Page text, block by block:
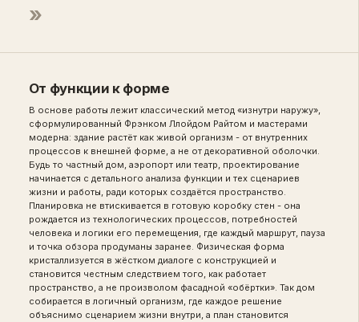
»
От функции к форме
В основе работы лежит классический метод «изнутри наружу»,
сформулированный Фрэнком Ллойдом Райтом и мастерами
модерна: здание растёт как живой организм - от внутренних
процессов к внешней форме, а не от декоративной оболочки.
Будь то частный дом, аэропорт или театр, проектирование
начинается с детального анализа функции и тех сценариев
жизни и работы, ради которых создаётся пространство.
Планировка не втискивается в готовую коробку стен - она
рождается из технологических процессов, потребностей
человека и логики его перемещения, где каждый маршрут, пауза
и точка обзора продуманы заранее. Физическая форма
кристаллизуется в жёстком диалоге с конструкцией и
становится честным следствием того, как работает
пространство, а не произволом фасадной «обёртки». Так дом
собирается в логичный организм, где каждое решение
объяснимо сценарием жизни внутри, а план становится